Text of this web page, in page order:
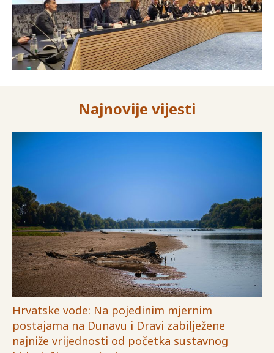
Najnovije vijesti
Hrvatske vode: Na pojedinim mjernim
postajama na Dunavu i Dravi zabilježene
najniže vrijednosti od početka sustavnog